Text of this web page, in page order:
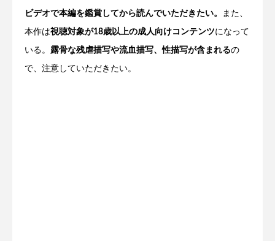
ビデオで本編を鑑賞してから読んでいただきたい。 また、
本作は視聴対象が18歳以上の成人向けコンテンツになって
いる。 露骨な残虐描写や流血描写、性描写が含まれるの
で、注意していただきたい。